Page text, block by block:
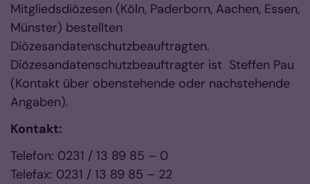
Mitgliedsdiözesen (Köln, Paderborn, Aachen, Essen,
Münster) bestellten
Diözesandatenschutzbeauftragten.
Diözesandatenschutzbeauftragter ist Steffen Pau
(Kontakt über obenstehende oder nachstehende
Angaben).
Kontakt:
Telefon: 0231 / 13 89 85 – 0
Telefax: 0231 / 13 89 85 – 22